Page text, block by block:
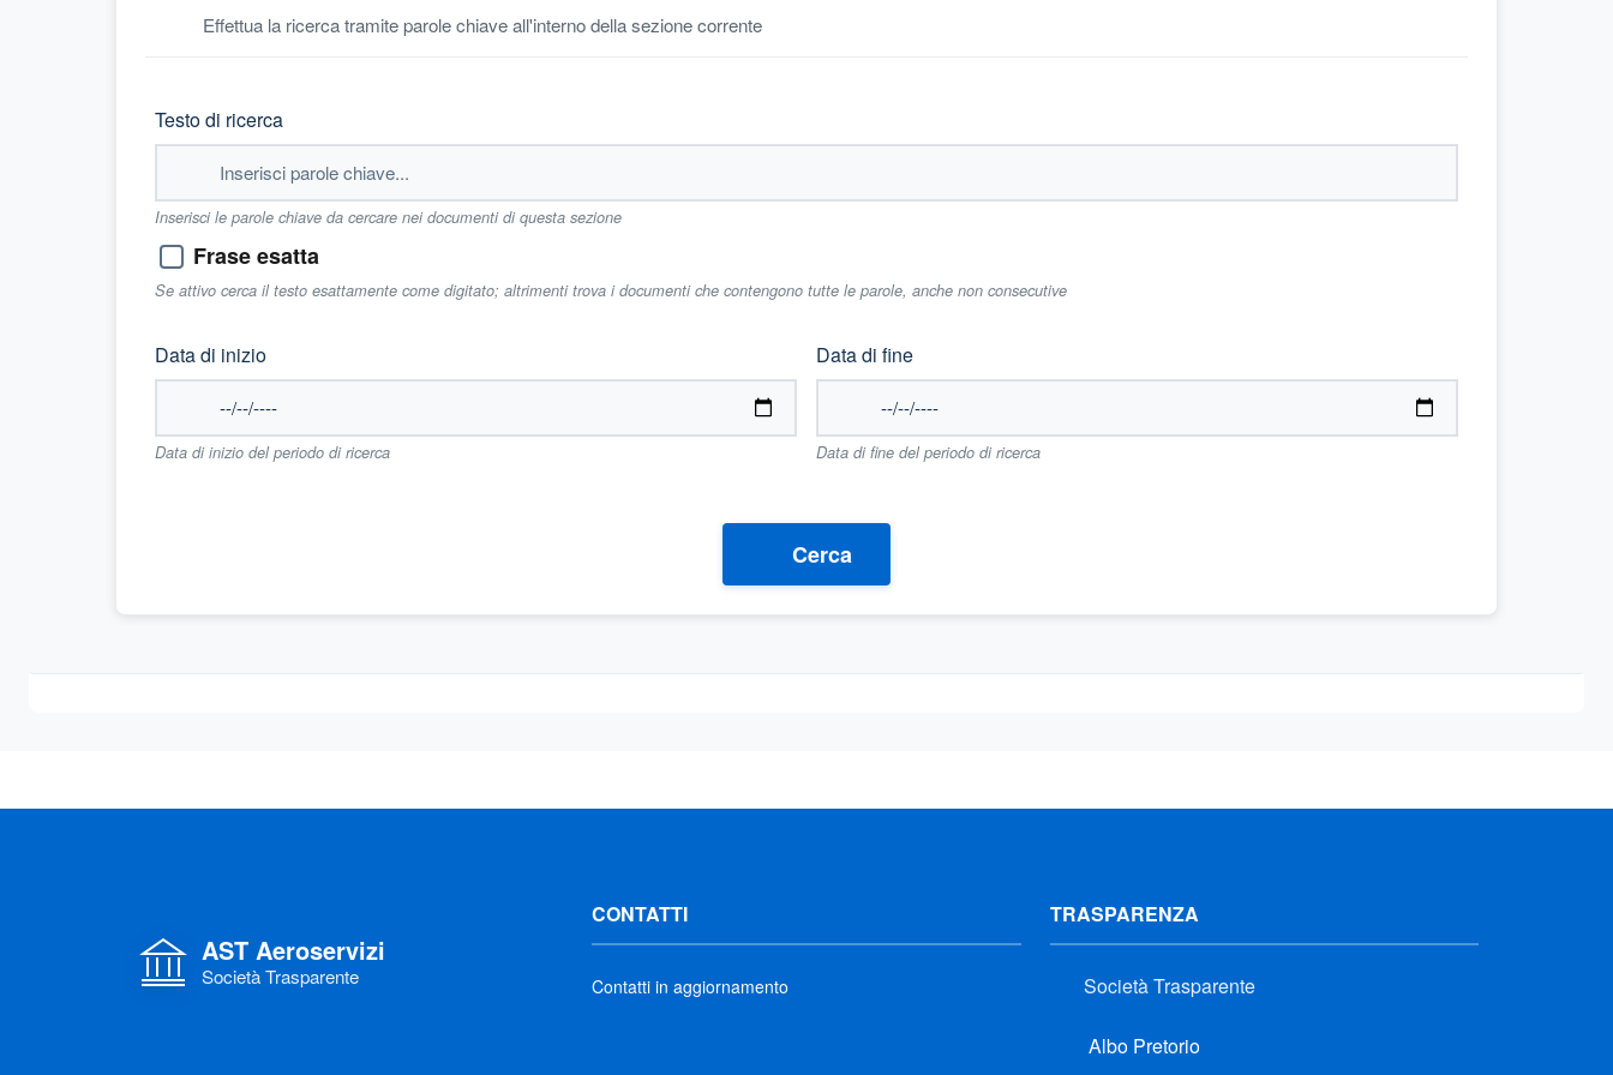
Effettua la ricerca tramite parole chiave all'interno della sezione corrente
Testo di ricerca
Inserisci le parole chiave da cercare nei documenti di questa sezione
Frase esatta
Se attivo cerca il testo esattamente come digitato; altrimenti trova i documenti che contengono tutte le parole, anche non consecutive
Data di inizio
Data di inizio del periodo di ricerca
Data di fine
Data di fine del periodo di ricerca
Cerca
AST Aeroservizi
Società Trasparente
CONTATTI
Contatti in aggiornamento
TRASPARENZA
Società Trasparente
Albo Pretorio